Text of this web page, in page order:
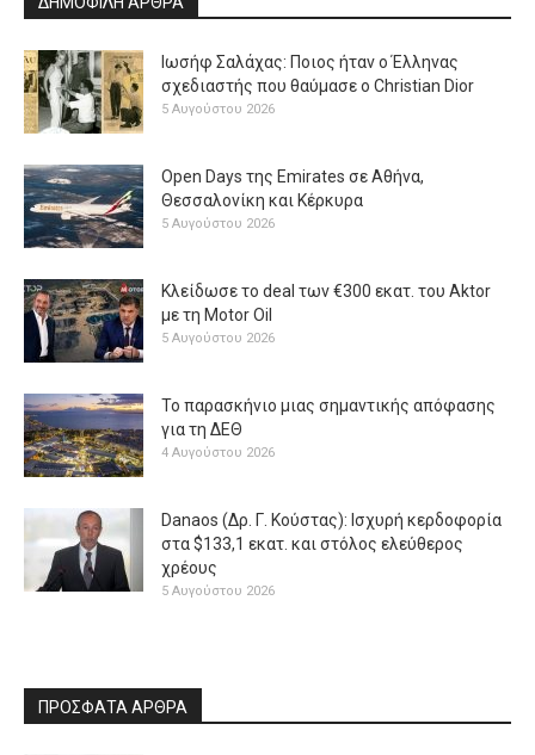
Ιωσήφ Σαλάχας: Ποιος ήταν ο Έλληνας
σχεδιαστής που θαύμασε ο Christian Dior
5 Αυγούστου 2026
Open Days της Emirates σε Αθήνα,
Θεσσαλονίκη και Κέρκυρα
5 Αυγούστου 2026
Κλείδωσε το deal των €300 εκατ. του Aktor
με τη Μotor Oil
5 Αυγούστου 2026
Το παρασκήνιο μιας σημαντικής απόφασης
για τη ΔΕΘ
4 Αυγούστου 2026
Danaos (Δρ. Γ. Κούστας): Ισχυρή κερδοφορία
στα $133,1 εκατ. και στόλος ελεύθερος
χρέους
5 Αυγούστου 2026
ΠΡΟΣΦΑΤΑ ΑΡΘΡΑ